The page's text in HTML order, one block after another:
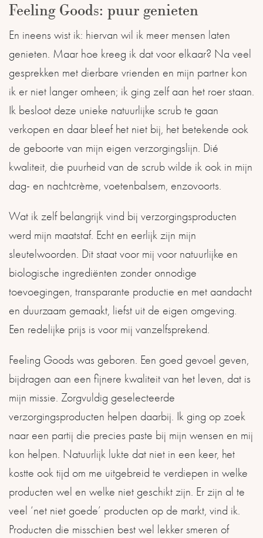
Feeling Goods: puur genieten
En ineens wist ik: hiervan wil ik meer mensen laten
genieten. Maar hoe kreeg ik dat voor elkaar? Na veel
gesprekken met dierbare vrienden en mijn partner kon
ik er niet langer omheen; ik ging zelf aan het roer staan.
Ik besloot deze unieke natuurlijke scrub te gaan
verkopen en daar bleef het niet bij, het betekende ook
de geboorte van mijn eigen verzorgingslijn. Dié
kwaliteit, die puurheid van de scrub wilde ik ook in mijn
dag- en nachtcrème, voetenbalsem, enzovoorts.
Wat ik zelf belangrijk vind bij verzorgingsproducten
werd mijn maatstaf. Echt en eerlijk zijn mijn
sleutelwoorden. Dit staat voor mij voor natuurlijke en
biologische ingrediënten zonder onnodige
toevoegingen, transparante productie en met aandacht
en duurzaam gemaakt, liefst uit de eigen omgeving.
Een redelijke prijs is voor mij vanzelfsprekend.
Feeling Goods was geboren. Een goed gevoel geven,
bijdragen aan een fijnere kwaliteit van het leven, dat is
mijn missie. Zorgvuldig geselecteerde
verzorgingsproducten helpen daarbij. Ik ging op zoek
naar een partij die precies paste bij mijn wensen en mij
kon helpen. Natuurlijk lukte dat niet in een keer, het
kostte ook tijd om me uitgebreid te verdiepen in welke
producten wel en welke niet geschikt zijn. Er zijn al te
veel ‘net niet goede’ producten op de markt, vind ik.
Producten die misschien best wel lekker smeren of